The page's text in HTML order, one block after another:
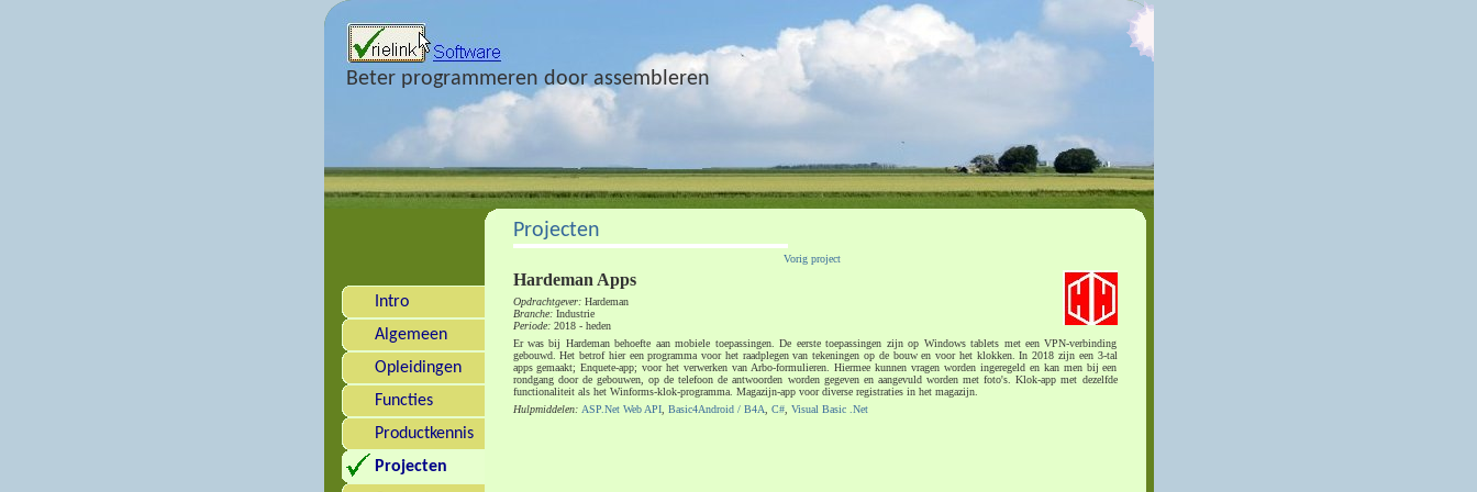
Beter programmeren door assembleren
Intro
Algemeen
Opleidingen
Functies
Productkennis
Projecten
Projecten
Vorig project
Hardeman Apps
Opdrachtgever:Hardeman
Branche:Industrie
Periode:2018 - heden
Er was bij Hardeman behoefte aan mobiele toepassingen. De eerste toepassingen zijn op Windows tablets met een VPN-verbinding
gebouwd. Het betrof hier een programma voor het raadplegen van tekeningen op de bouw en voor het klokken. In 2018 zijn een 3-tal
apps gemaakt; Enquete-app; voor het verwerken van Arbo-formulieren. Hiermee kunnen vragen worden ingeregeld en kan men bij een
rondgang door de gebouwen, op de telefoon de antwoorden worden gegeven en aangevuld worden met foto's. Klok-app met dezelfde
functionaliteit als het Winforms-klok-programma. Magazijn-app voor diverse registraties in het magazijn.
Hulpmiddelen: ASP.Net Web API, Basic4Android / B4A C#, Visual Basic .Net